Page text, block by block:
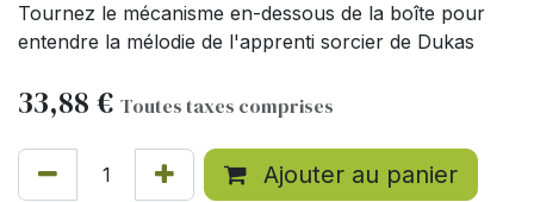
Tournez le mécanisme en-dessous de la boîte pour
entendre la mélodie de l'apprenti sorcier de Dukas
33,88 € Toutes taxes comprises
Ajouter au panier